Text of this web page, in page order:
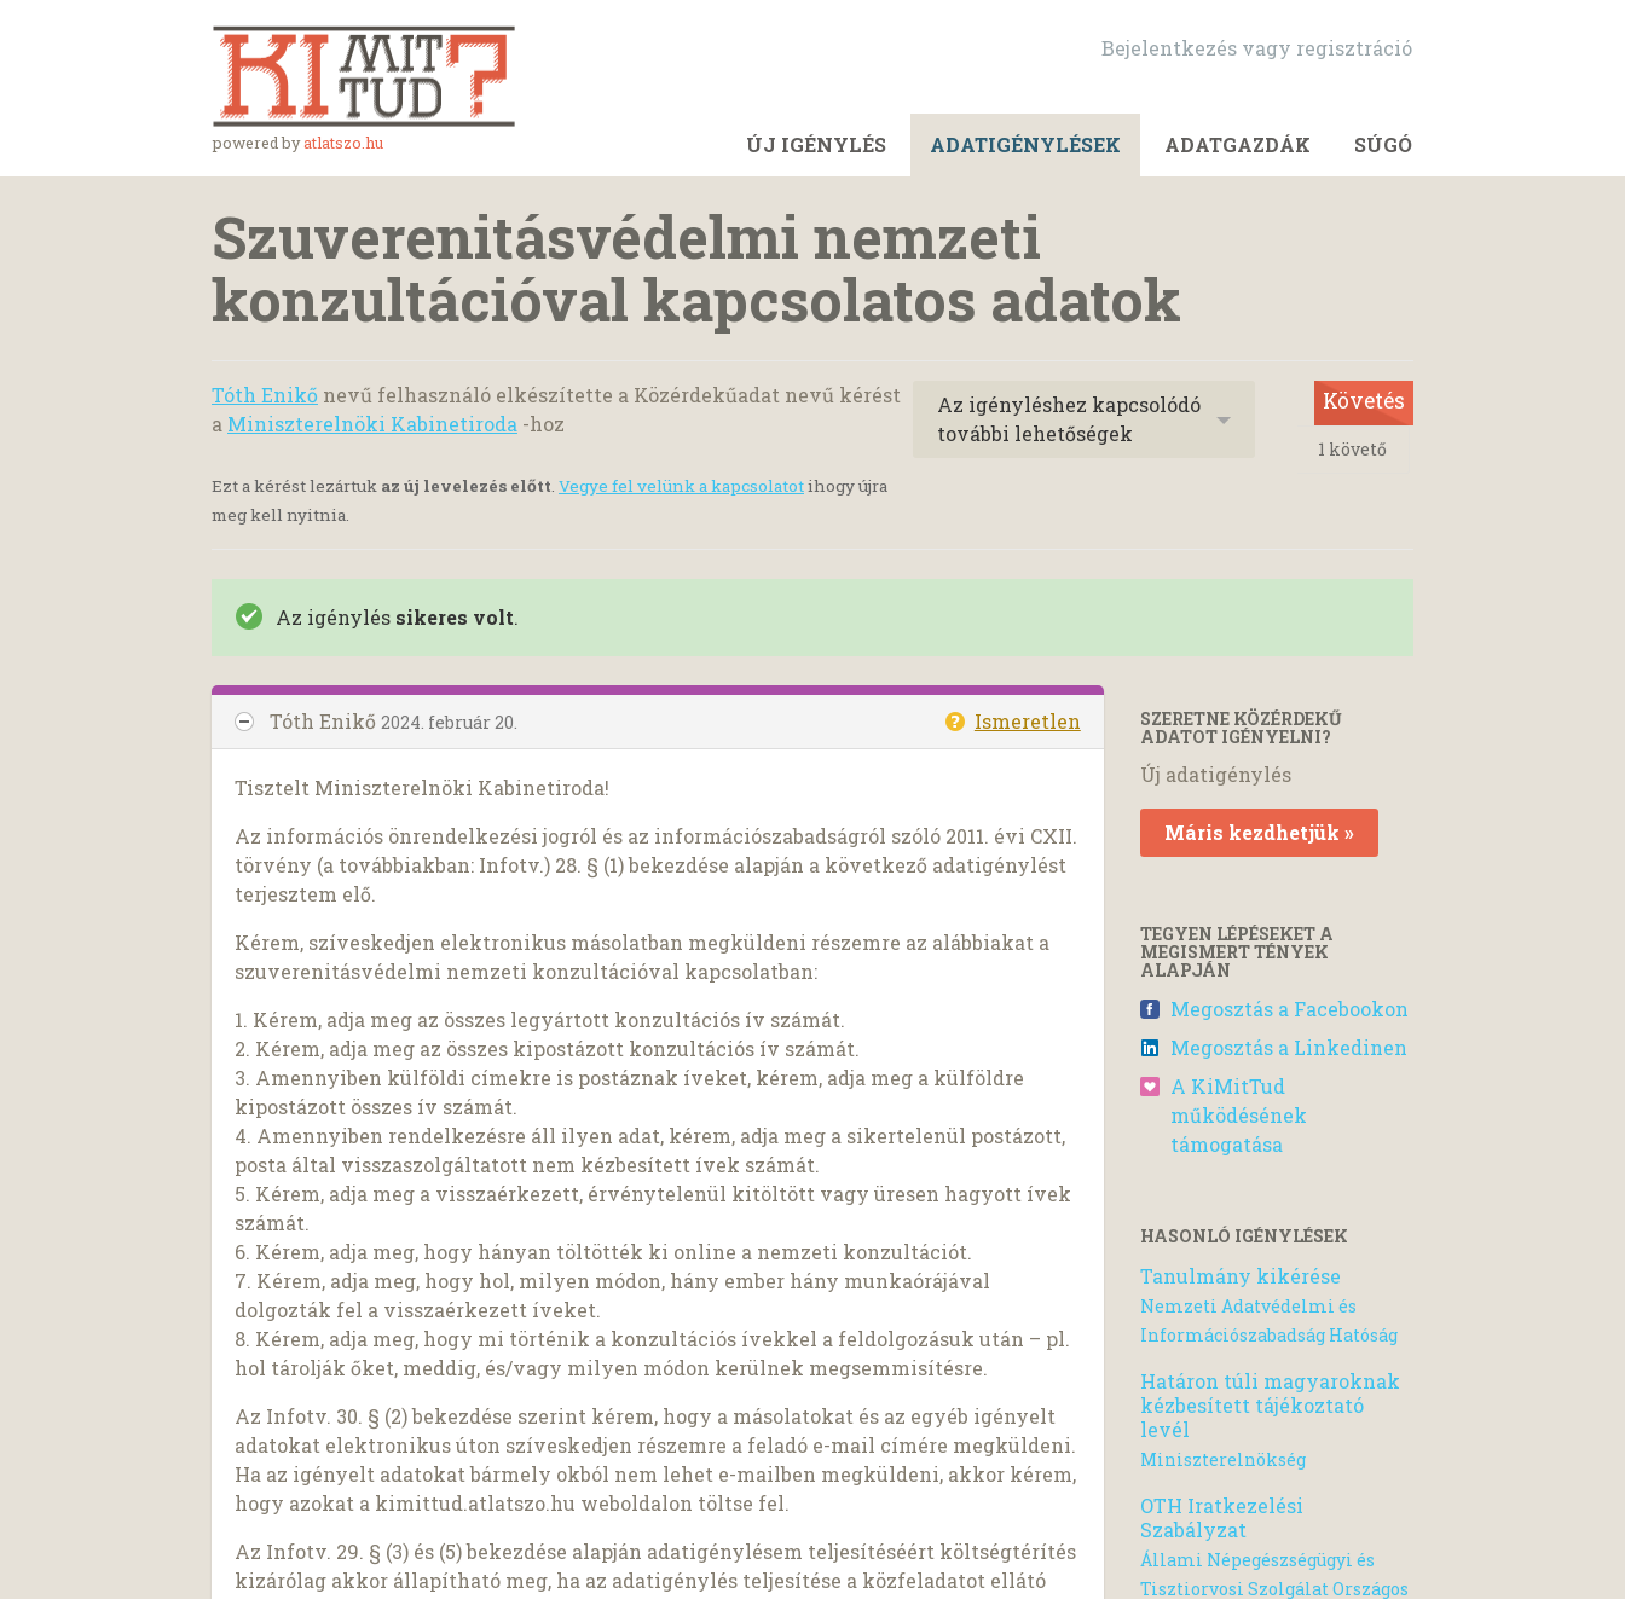
powered byatlatszo.hu
Bejelentkezés vagy regisztráció
ÚJ IGÉNYLÉS ADATIGÉNYLÉSEK ADATGAZDÁK SÚGÓ
Szuverenitásvédelmi nemzeti
konzultációval kapcsolatos adatok
Tóth Enikő nevű felhasználó elkészítette a Közérdekűadat nevű kérést
a Miniszterelnöki Kabinetiroda -hoz
Ezt a kérést lezártuk az új levelezés előtt. Vegye fel velünk a kapcsolatotihogy újra
meg kell nyitnia.
Az igényléshez kapcsolódó
további lehetőségek
Követés
1 követő
Az igénylés sikeres volt.
Tóth Enikő 2024. február 20. Ismeretlen
Tisztelt Miniszterelnöki Kabinetiroda!
Az információs önrendelkezési jogról és az információszabadságról szóló 2011. évi CXII.
törvény (a továbbiakban: Infotv.) 28. § (1) bekezdése alapján a következő adatigénylést
terjesztem elő.
Kérem, szíveskedjen elektronikus másolatban megküldeni részemre az alábbiakat a
szuverenitásvédelmi nemzeti konzultációval kapcsolatban:
1. Kérem, adja meg az összes legyártott konzultációs ív számát.
2. Kérem, adja meg az összes kipostázott konzultációs ív számát.
3. Amennyiben külföldi címekre is postáznak íveket, kérem, adja meg a külföldre
kipostázott összes ív számát.
4. Amennyiben rendelkezésre áll ilyen adat, kérem, adja meg a sikertelenül postázott,
posta által visszaszolgáltatott nem kézbesített ívek számát.
5. Kérem, adja meg a visszaérkezett, érvénytelenül kitöltött vagy üresen hagyott ívek
számát.
6. Kérem, adja meg, hogy hányan töltötték ki online a nemzeti konzultációt.
7. Kérem, adja meg, hogy hol, milyen módon, hány ember hány munkaórájával
dolgozták fel a visszaérkezett íveket.
8. Kérem, adja meg, hogy mi történik a konzultációs ívekkel a feldolgozásuk után – pl.
hol tárolják őket, meddig, és/vagy milyen módon kerülnek megsemmisítésre.
Az Infotv. 30. § (2) bekezdése szerint kérem, hogy a másolatokat és az egyéb igényelt
adatokat elektronikus úton szíveskedjen részemre a feladó e-mail címére megküldeni.
Ha az igényelt adatokat bármely okból nem lehet e-mailben megküldeni, akkor kérem,
hogy azokat a kimittud.atlatszo.hu weboldalon töltse fel.
Az Infotv. 29. § (3) és (5) bekezdése alapján adatigénylésem teljesítéséért költségtérítés
kizárólag akkor állapítható meg, ha az adatigénylés teljesítése a közfeladatot ellátó
SZERETNE KÖZÉRDEKŰ
ADATOT IGÉNYELNI?
Új adatigénylés
Máris kezdhetjük »
TEGYEN LÉPÉSEKET A
MEGISMERT TÉNYEK
ALAPJÁN
Megosztás a Facebookon
Megosztás a Linkedinen
A KiMitTud
működésének
támogatása
HASONLÓ IGÉNYLÉSEK
Tanulmány kikérése
Nemzeti Adatvédelmi és
Információszabadság Hatóság
Határon túli magyaroknak
kézbesített tájékoztató
levél
Miniszterelnökség
OTH Iratkezelési
Szabályzat
Állami Népegészségügyi és
Tisztiorvosi Szolgálat Országos